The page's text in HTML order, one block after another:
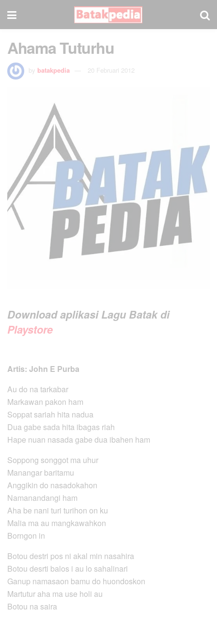
Ahama Tuturhu
by batakpedia 20 Februari 2012
Download aplikasi Lagu Batak di
Playstore
Artis: John E Purba
Au do na tarkabar
Markawan pakon ham
Soppat sariah hita nadua
Dua gabe sada hita ibagas riah
Hape nuan nasada gabe dua ibahen ham
Soppong songgot ma uhur
Manangar baritamu
Anggikin do nasadokahon
Namanandangi ham
Aha be nani turi turihon on ku
Malia ma au mangkawahkon
Borngon in
Botou destri pos ni akal min nasahira
Botou desrti balos i au lo sahalinari
Ganup namasaon bamu do huondoskon
Martutur aha ma use holi au
Botou na saira